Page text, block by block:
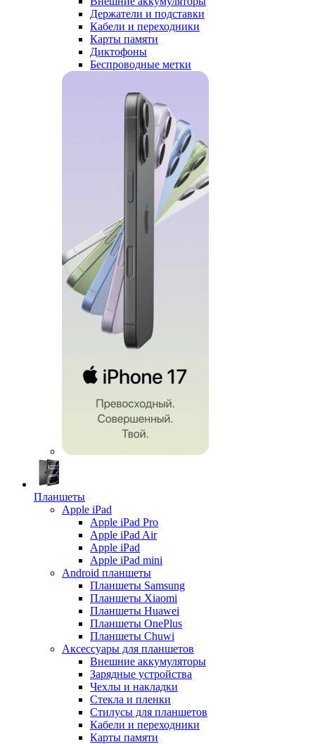
Держатели и подставки
Кабели и переходники
Карты памяти
Диктофоны
Беспроводные метки
Планшеты
Apple iPad
Apple iPad Pro
Apple iPad Air
Apple iPad
Apple iPad mini
Android планшеты
Планшеты Samsung
Планшеты Xiaomi
Планшеты Huawei
Планшеты OnePlus
Планшеты Chuwi
Аксессуары для планшетов
Внешние аккумуляторы
Зарядные устройства
Чехлы и накладки
Стекла и пленки
Стилусы для планшетов
Кабели и переходники
Карты памяти